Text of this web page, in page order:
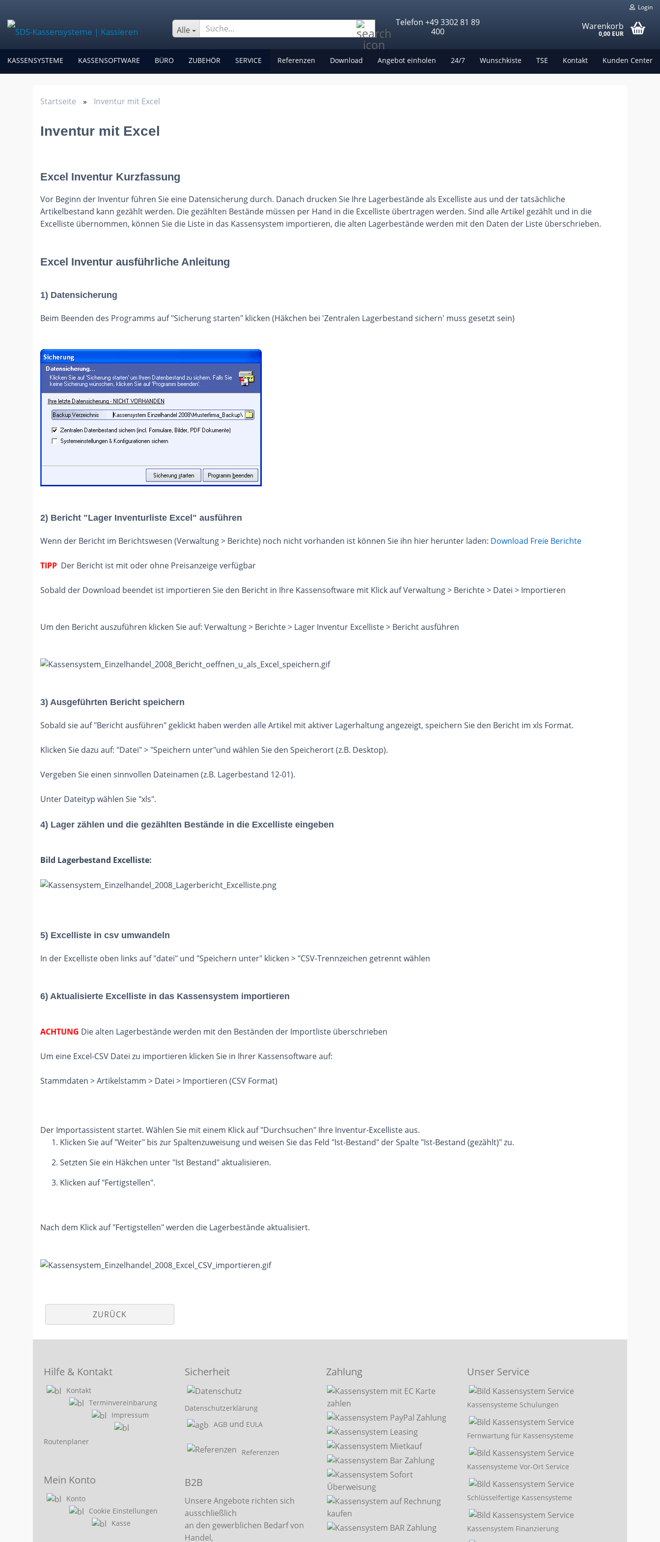
Login
Alle Suche...Telefon +49 3302 81 89
400
Warenkorb
0,00 EUR
KASSENSYSTEME KASSENSOFTWARE BÜRO ZUBEHÖR SERVICE Referenzen Download Angebot einholen 24/7 Wunschkiste TSE Kontakt Kunden Center
Startseite » Inventur mit Excel
Inventur mit Excel
Excel Inventur Kurzfassung
Vor Beginn der Inventur führen Sie eine Datensicherung durch. Danach drucken Sie Ihre Lagerbestände als Excelliste aus und der tatsächliche
Artikelbestand kann gezählt werden. Die gezählten Bestände müssen per Hand in die Excelliste übertragen werden. Sind alle Artikel gezählt und in die
Excelliste übernommen, können Sie die Liste in das Kassensystem importieren, die alten Lagerbestände werden mit den Daten der Liste überschrieben.
Excel Inventur ausführliche Anleitung
1) Datensicherung
Beim Beenden des Programms auf "Sicherung starten" klicken (Häkchen bei 'Zentralen Lagerbestand sichern' muss gesetzt sein)
2) Bericht "Lager Inventurliste Excel" ausführen
Wenn der Bericht im Berichtswesen (Verwaltung > Berichte) noch nicht vorhanden ist können Sie ihn hier herunter laden: Download Freie Berichte
TIPP Der Bericht ist mit oder ohne Preisanzeige verfügbar
Sobald der Download beendet ist importieren Sie den Bericht in Ihre Kassensoftware mit Klick auf Verwaltung > Berichte > Datei > Importieren
Um den Bericht auszuführen klicken Sie auf: Verwaltung > Berichte > Lager Inventur Excelliste > Bericht ausführen
3) Ausgeführten Bericht speichern
Sobald sie auf "Bericht ausführen" geklickt haben werden alle Artikel mit aktiver Lagerhaltung angezeigt, speichern Sie den Bericht im xls Format.
Klicken Sie dazu auf: "Datei" > "Speichern unter"und wählen Sie den Speicherort (z.B. Desktop).
Vergeben Sie einen sinnvollen Dateinamen (z.B. Lagerbestand 12-01).
Unter Dateityp wählen Sie "xls".
4) Lager zählen und die gezählten Bestände in die Excelliste eingeben
Bild Lagerbestand Excelliste:
5) Excelliste in csv umwandeln
In der Excelliste oben links auf "datei" und "Speichern unter" klicken > "CSV-Trennzeichen getrennt wählen
6) Aktualisierte Excelliste in das Kassensystem importieren
ACHTUNG Die alten Lagerbestände werden mit den Beständen der Importliste überschrieben
Um eine Excel-CSV Datei zu importieren klicken Sie in Ihrer Kassensoftware auf:
Stammdaten > Artikelstamm > Datei > Importieren (CSV Format)
Der Importassistent startet. Wählen Sie mit einem Klick auf "Durchsuchen" Ihre Inventur-Excelliste aus.
Klicken Sie auf "Weiter" bis zur Spaltenzuweisung und weisen Sie das Feld "Ist-Bestand" der Spalte "Ist-Bestand (gezählt)" zu.
Setzten Sie ein Häkchen unter "Ist Bestand" aktualisieren.
Klicken auf "Fertigstellen".
Nach dem Klick auf "Fertigstellen" werden die Lagerbestände aktualisiert.
ZURÜCK
Hilfe & Kontakt
Kontakt
Terminvereinbarung
Impressum
Routenplaner
Mein Konto
Konto
Cookie Einstellungen
Kasse
Sicherheit
Datenschutzerklärung
AGB und EULA
Referenzen
B2B
Unsere Angebote richten sich
ausschließlich
an den gewerblichen Bedarf von
Handel,
Zahlung Unser Service
Kassensysteme Schulungen
Fernwartung für Kassensysteme
Kassensysteme Vor-Ort Service
Schlüsselfertige Kassensysteme
Kassensystem Finanzierung